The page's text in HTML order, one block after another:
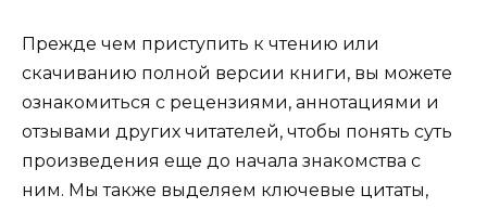
Прежде чем приступить к чтению или
скачиванию полной версии книги, вы можете
ознакомиться с рецензиями, аннотациями и
отзывами других читателей, чтобы понять суть
произведения еще до начала знакомства с
ним. Мы также выделяем ключевые цитаты,